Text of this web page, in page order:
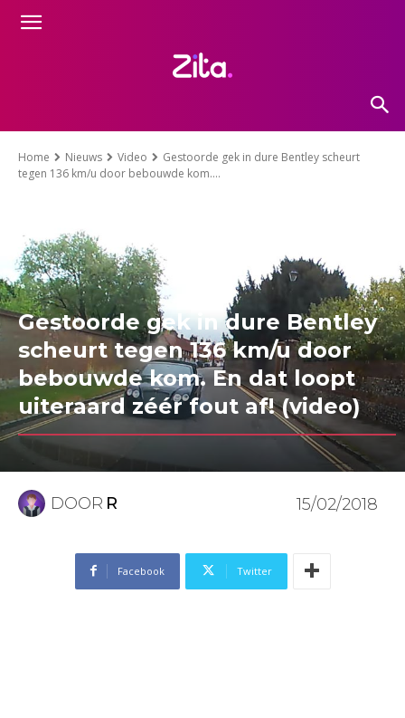
Home Nieuws Video
Gestoorde gek in dure Bentley scheurt
tegen 136 km/u door bebouwde kom....
Gestoorde gek in dure Bentley
scheurt tegen 136 km/u door
bebouwde kom. En dat loopt
uiteraard zéér fout af! (video)
DOOR R 15/02/2018
Facebook Twitter